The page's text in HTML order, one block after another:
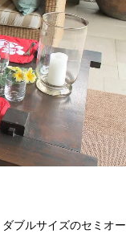
ブルサイズのセミオー